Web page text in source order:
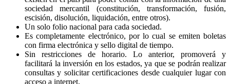
sociedad mercantil (constitución, transformación, fusión,
escisión, disolución, liquidación, entre otros).
Un solo folio nacional para cada sociedad.
Es completamente electrónico, por lo cual se emiten boletas
con firma electrónica y sello digital de tiempo.
Sin restricciones de horario. Lo anterior, promoverá y
facilitará la inversión en los estados, ya que se podrán realizar
consultas y solicitar certificaciones desde cualquier lugar con
acceso a internet.